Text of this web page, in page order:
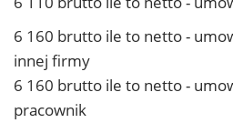
6 160 brutto ile to netto -
innej firmy
6 160 brutto ile to netto -
pracownik